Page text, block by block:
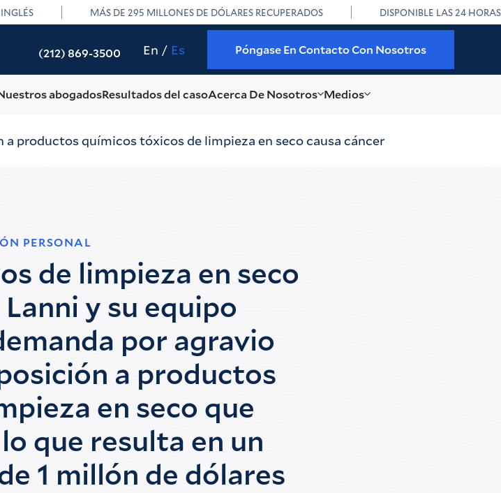
MÁS DE 295 MILLONES DE DÓLARES RECUPERADOS DISPONIBLE LAS 24 HORAS
(212) 869-3500 En Es Póngase En Contacto Con Nosotros
abogadosResultados del casoAcerca De Nosotros Medios
a productos químicos tóxicos de limpieza en seco causa cáncer
PERSONAL
de limpieza en seco
y su equipo
por agravio
a productos
en seco que
que resulta en un
1 millón de dólares